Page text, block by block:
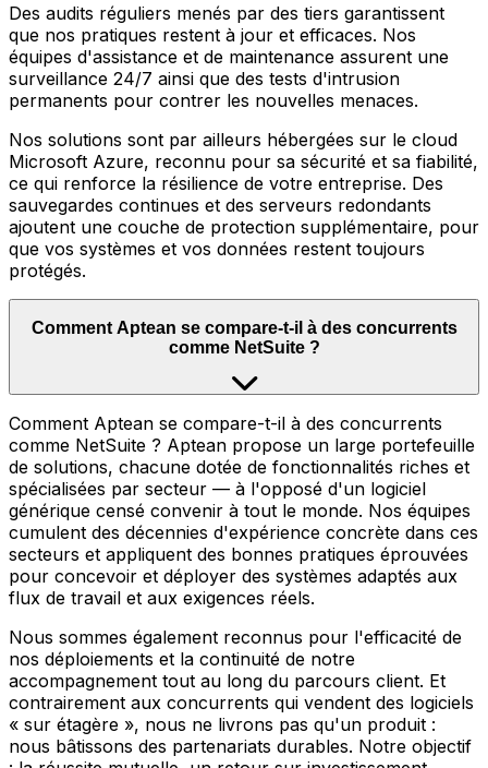
Des audits réguliers menés par des tiers garantissent
que nos pratiques restent à jour et efficaces. Nos
équipes d'assistance et de maintenance assurent une
surveillance 24/7 ainsi que des tests d'intrusion
permanents pour contrer les nouvelles menaces.
Nos solutions sont par ailleurs hébergées sur le cloud
Microsoft Azure, reconnu pour sa sécurité et sa fiabilité,
ce qui renforce la résilience de votre entreprise. Des
sauvegardes continues et des serveurs redondants
ajoutent une couche de protection supplémentaire, pour
que vos systèmes et vos données restent toujours
protégés.
Comment Aptean se compare-t-il à des concurrents
comme NetSuite ?
Comment Aptean se compare-t-il à des concurrents
comme NetSuite ? Aptean propose un large portefeuille
de solutions, chacune dotée de fonctionnalités riches et
spécialisées par secteur — à l'opposé d'un logiciel
générique censé convenir à tout le monde. Nos équipes
cumulent des décennies d'expérience concrète dans ces
secteurs et appliquent des bonnes pratiques éprouvées
pour concevoir et déployer des systèmes adaptés aux
flux de travail et aux exigences réels.
Nous sommes également reconnus pour l'efficacité de
nos déploiements et la continuité de notre
accompagnement tout au long du parcours client. Et
contrairement aux concurrents qui vendent des logiciels
« sur étagère », nous ne livrons pas qu'un produit :
nous bâtissons des partenariats durables. Notre objectif